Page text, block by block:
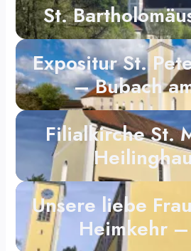
St.
Expositur St.
– Bubach
Filialkirche St.
Unsere liebe
Heimkehr